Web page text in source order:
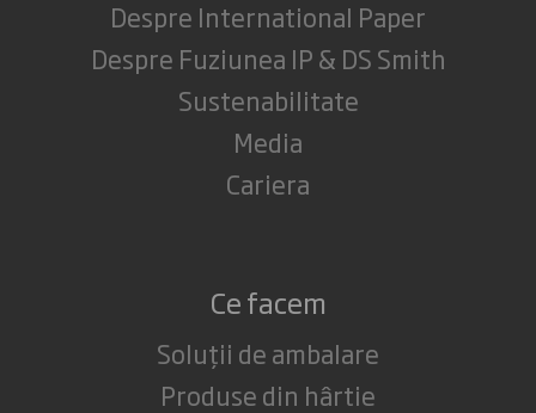
Despre International Paper
Despre Fuziunea IP & DS Smith
Sustenabilitate
Media
Cariera
Ce facem
Soluții de ambalare
Produse din hârtie